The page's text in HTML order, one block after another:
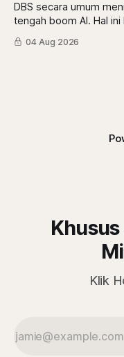
DBS secara umum
tengah boom AI. Hal
berbeda dari Mikirduit
menarik karena faktor
04 Aug 2026
Klik